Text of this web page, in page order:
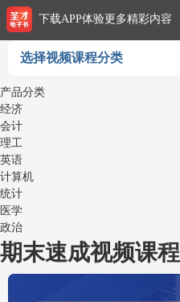
选择视频课程分类
产品分类
经济
会计
理工
英语
计算机
统计
医学
政治
期末速成视频课程
下载APP体验更多精彩内容